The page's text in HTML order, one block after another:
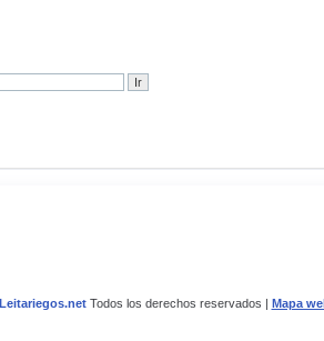
Leitariegos.netTodos los derechos reservados | Mapa